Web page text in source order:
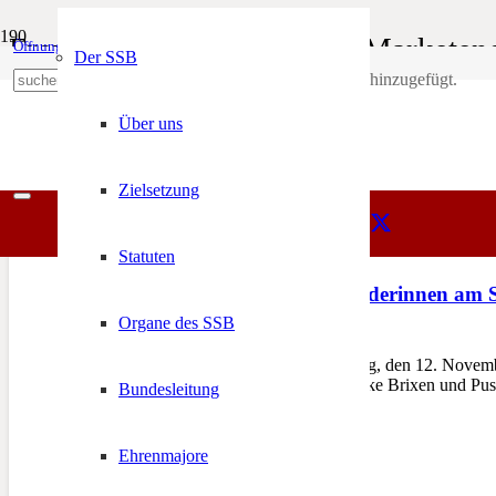
Öffnungszeiten
+39 0471 974 078 wurde deinem Warenkorb hinzugefügt.
Der SSB
Über uns
Zielsetzung
Statuten
Organe des SSB
Bundesleitung
Ehrenmajore
Freundschaftsschießen der
SSB
Treffsicher: Marketenderinnen am
RODENECK – Am Samstag, den 12.
Marketenderinnen der Bezirke Brixen und